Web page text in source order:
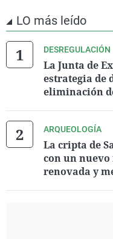
LO más leído
DESREGULACIÓN
La Junta de
estrategia de
eliminación
ARQUEOLOGÍA
La cripta de
con un
renovada y